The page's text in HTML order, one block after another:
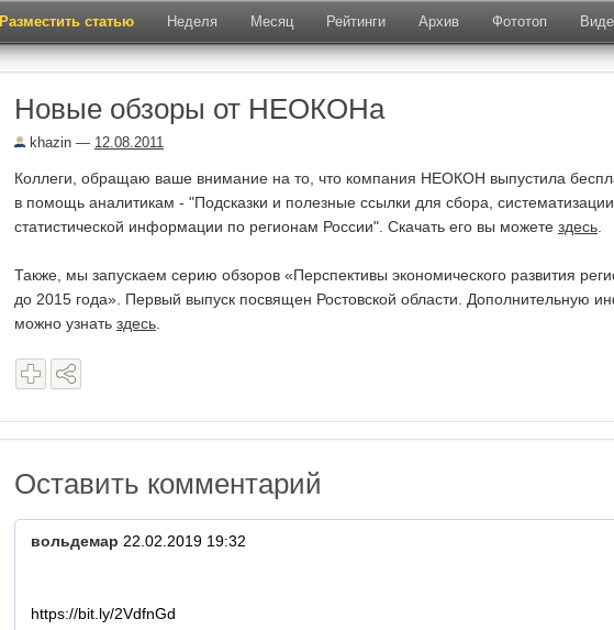
Разместить статью Неделя Месяц Рейтинги Архив Фототоп
Новые обзоры от НЕОКОНа
khazin — 12.08.2011
Коллеги, обращаю ваше внимание на то, что компания НЕОКОН выпустила
в помощь аналитикам - "Подсказки и полезные ссылки для сбора,
статистической информации по регионам России". Скачать его вы можете здесь
Также, мы запускаем серию обзоров «Перспективы экономического развития
до 2015 года». Первый выпуск посвящен Ростовской области. Дополнительную
можно узнать здесь
Оставить комментарий
вольдемар 22.02.2019 19:32
https://bit.ly/2VdfnGd